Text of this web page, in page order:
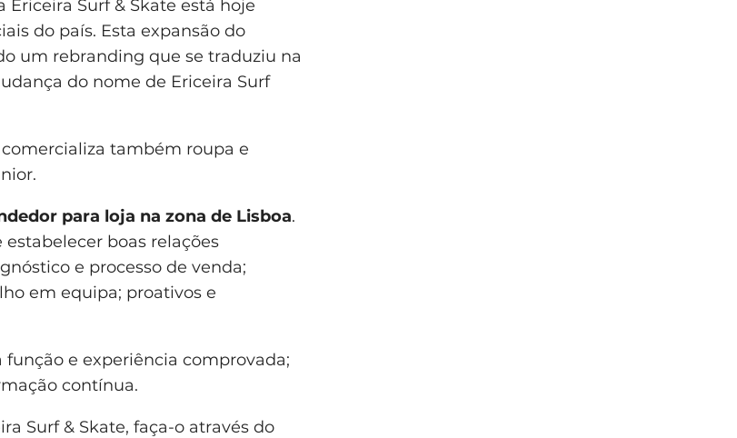
Surf & Skate está hoje
do país. Esta expansão do
um rebranding que se traduziu na
do nome de Ericeira Surf
também roupa e
para loja na zona de Lisboa.
boas relações
e processo de venda;
em equipa; proativos e
e experiência comprovada;
contínua.
Surf & Skate, faça-o através do